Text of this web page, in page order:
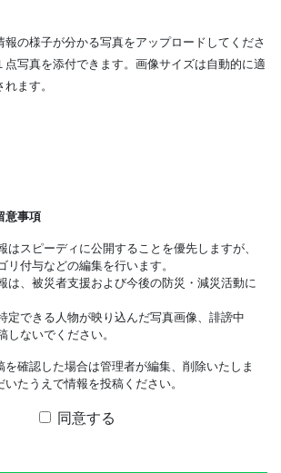
の様子が分かる写真をアップロードしてくださ
写真を添付できます。画像サイズは自動的に適
ます。
意事項
はスピーディに公開することを優先しますが、
リ付与などの編集を行います。
は、被災者支援および今後の防災・減災活動に
定できる人物が映り込んだ写真画像、誹謗中
ないでください。
確認した場合は管理者が編集、削除いたしま
たうえで情報を投稿ください。
同意する